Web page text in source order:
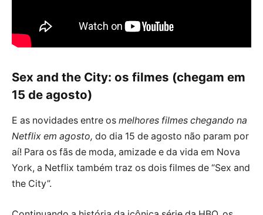
Sex and the City: os filmes (chegam em
15 de agosto)
E as novidades entre os melhores filmes chegando na
Netflix em agosto, do dia 15 de agosto não param por
aí! Para os fãs de moda, amizade e da vida em Nova
York, a Netflix também traz os dois filmes de “Sex and
the City”.